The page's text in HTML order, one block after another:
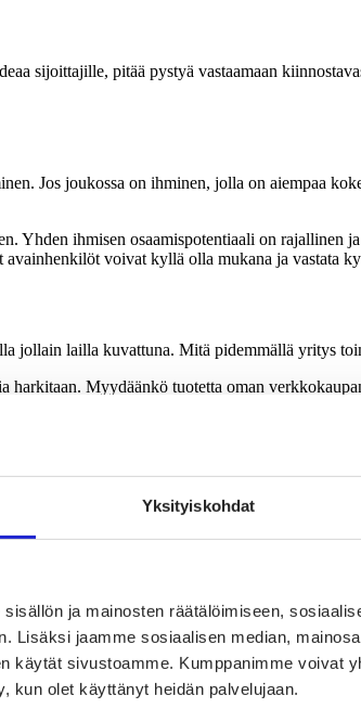
Yksityiskohdat
ja mainosten räätälöimiseen,
Lisäksi jaamme sosiaalisen median,
käytät sivustoamme. Kumppanimme voivat
kun olet käyttänyt heidän palvelujaan.
sijoittajille, pitää pystyä vastaamaan
Jos joukossa on ihminen, jolla on aiempaa
ihmisen osaamispotentiaali on rajallinen
voivat kyllä olla mukana ja vastata
jollain lailla kuvattuna. Mitä pidemmällä yritys
Myydäänkö tuotetta oman
sijoittajan näkökulmasta tavoitteiden on
tiimillä on halua, valmius ja ennen kaikkea kyky
pitää vastata siihen, mikä on se tarve, johon
on testattu joillain asiakasryhmillä, jotta
päätöstilanteissa. Pari–kolme keskeistä